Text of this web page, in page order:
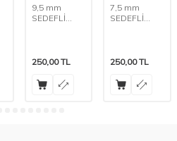
9,5 mm
SEDEFLİ
APARATI
250,00TL
7,5 mm
SEDEFLİ
APARATI
250,00TL